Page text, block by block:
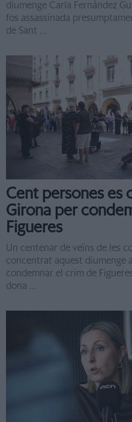
diumenge Carla Fernández
fos assassinada
de Sant ...
Cent persones es
Girona per
Figueres
Un centenar de veïns de les
concentrat aquest diumenge
condemnar el crim de
dona ...